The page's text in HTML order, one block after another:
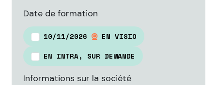
Date de formation
10/11/2026
EN VISIO
EN INTRA, SUR DEMANDE
Informations sur la société